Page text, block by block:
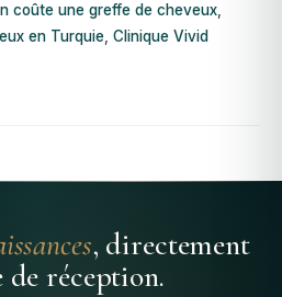
coûte une greffe de cheveux
en Turquie Clinique Vivid
, directement
réception.